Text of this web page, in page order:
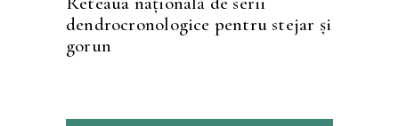
dendrocronologice pentru stejar şi
gorun